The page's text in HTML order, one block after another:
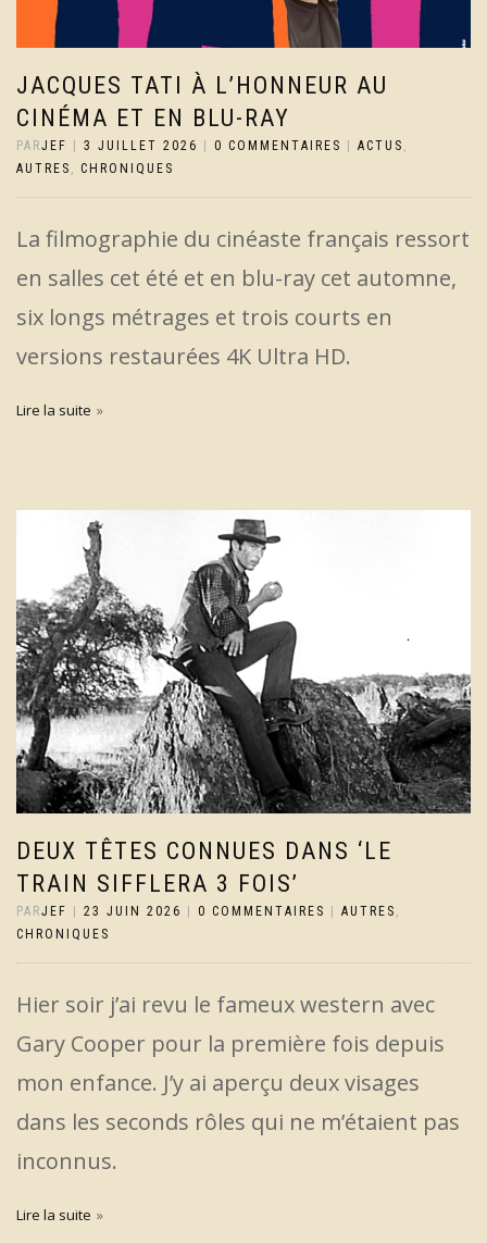
JACQUES TATI À L’HONNEUR AU
CINÉMA ET EN BLU-RAY
PARJEF 3 JUILLET 2026 0 COMMENTAIRES ACTUS ,
AUTRES , CHRONIQUES
La filmographie du cinéaste français ressort
en salles cet été et en blu-ray cet automne,
six longs métrages et trois courts en
versions restaurées 4K Ultra HD.
Lire la suite
DEUX TÊTES CONNUES DANS ‘LE
TRAIN SIFFLERA 3 FOIS’
PARJEF | 23 JUIN 2026 | 0 COMMENTAIRES | AUTRES
CHRONIQUES
Hier soir j’ai revu le fameux western avec
Gary Cooper pour la première fois depuis
mon enfance. J’y ai aperçu deux visages
dans les seconds rôles qui ne m’étaient pas
inconnus.
Lire la suite